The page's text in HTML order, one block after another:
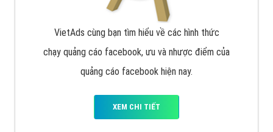
VietAds cùng bạn tìm hiểu về các hình thức
chạy quảng cáo facebook, ưu và nhược điểm của
quảng cáo facebook hiện nay.
XEM CHI TIẾT